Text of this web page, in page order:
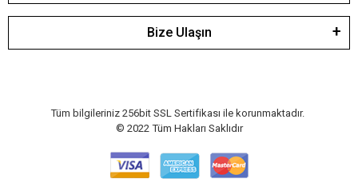
Bize Ulaşın
Tüm bilgileriniz 256bit SSL Sertifikası ile korunmaktadır.
© 2022 Tüm Hakları Saklıdır